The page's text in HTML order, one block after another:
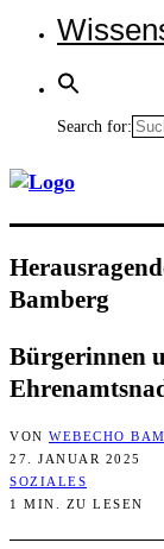
Search for:
Bamberg
Bür­ge­rin­nen
VON WEBECHO
27. JANUAR 2025
SOZIALES
1 MIN. ZU LESEN